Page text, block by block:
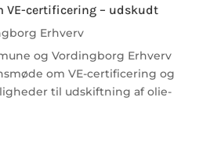
VE-certificering – udskudt
Erhverv
og Vordingborg Erhverv
om VE-certificering og
til udskiftning af olie-